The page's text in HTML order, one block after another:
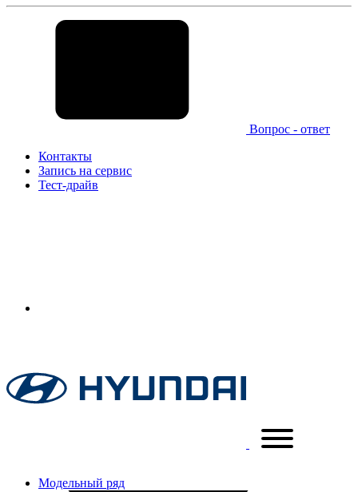
Вопрос - ответ
Контакты
Запись на сервис
Тест-драйв
Модельный ряд